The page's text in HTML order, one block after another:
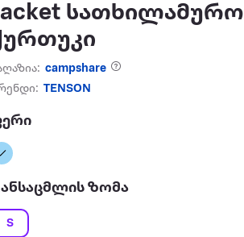
სათხილამურო
campshare
TENSON
ზომა
S